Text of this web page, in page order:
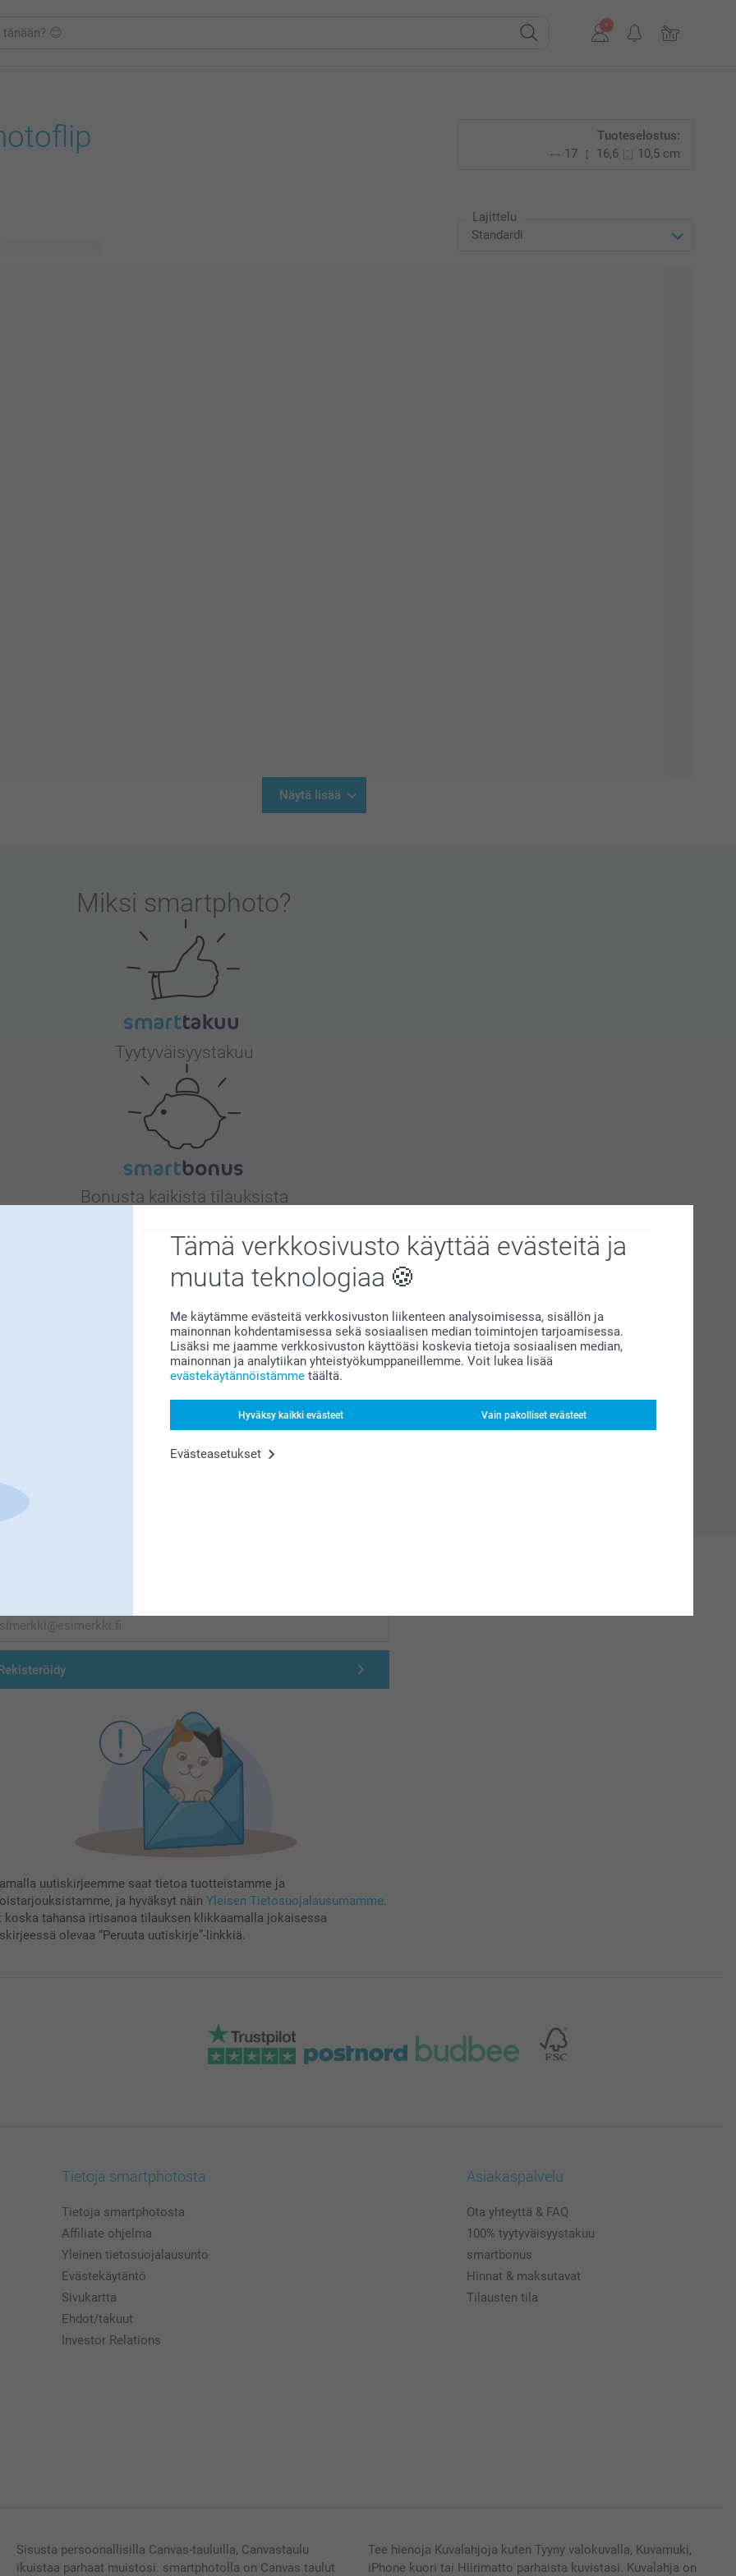
Tämä verkkosivusto käyttää evästeitä ja
muuta teknologiaa
Me käytämme evästeitä verkkosivuston liikenteen analysoimisessa, sisällön ja
mainonnan kohdentamisessa sekä sosiaalisen median toimintojen tarjoamisessa.
Lisäksi me jaamme verkkosivuston käyttöäsi koskevia tietoja sosiaalisen median,
mainonnan ja analytiikan yhteistyökumppaneillemme. Voit lukea lisää
evästekäytännöistämme täältä.
Hyväksy kaikki evästeet Vain pakolliset evästeet
Evästeasetukset
Tuoteselostus:
17
16,6 10,5 cm
Lajittelu
Näytä lisää
Miksi smartphoto?
Tyytyväisyystakuu
Bonusta kaikista tilauksista
Etsitkö inspiraatiota?
uutiskirjeemme saat tietoa tuotteistamme ja
ja hyväksyt näin Yleisen Tietosuojalausumamme.
koska tahansa irtisanoa tilauksen klikkaamalla jokaisessa
olevaa “Peruuta uutiskirje”-linkkiä.
Tietoja smartphotosta
Tietoja smartphotosta
Affiliate ohjelma
Yleinen tietosuojalausunto
Evästekäytäntö
Sivukartta
Ehdot/takuut
Investor Relations
Asiakaspalvelu
Ota yhteyttä & FAQ
100% tyytyväisyystakuu
smartbonus
Hinnat & maksutavat
Tilausten tila
Sisusta persoonallisilla Canvas-tauluilla, Canvastaulu
ikuistaa parhaat muistosi. smartphotolla on Canvas taulut
Tee hienoja Kuvalahjoja kuten Tyyny valokuvalla, Kuvamuki,
iPhone kuori tai Hiirimatto parhaista kuvistasi. Kuvalahja on